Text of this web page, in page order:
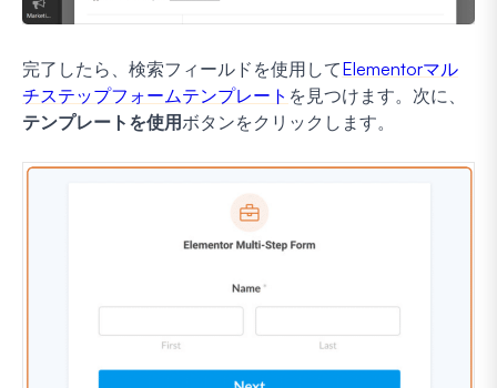
完了したら、検索フィールドを使用してElementorマル
チステップフォームテンプレート を見つけます。次に、
テンプレートを使用ボタンをクリックします。